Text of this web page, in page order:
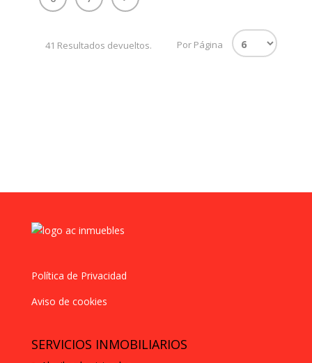
41 Resultados devueltos. Por Página
Política de Privacidad
Aviso de cookies
SERVICIOS INMOBILIARIOS